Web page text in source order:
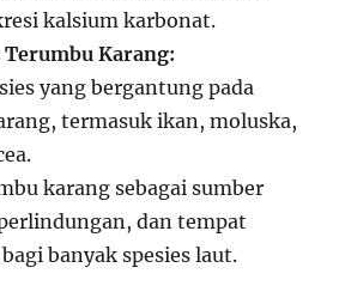
kalsium karbonat.
Karang:
yang bergantung pada
termasuk ikan, moluska,
karang sebagai sumber
dan tempat
banyak spesies laut.